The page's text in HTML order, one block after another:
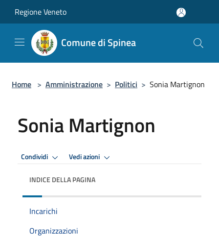
Regione Veneto
Comune di Spinea
Home > Amministrazione > Politici > Sonia Martignon
Sonia Martignon
Condividi Vedi azioni
INDICE DELLA PAGINA
Incarichi
Organizzazioni